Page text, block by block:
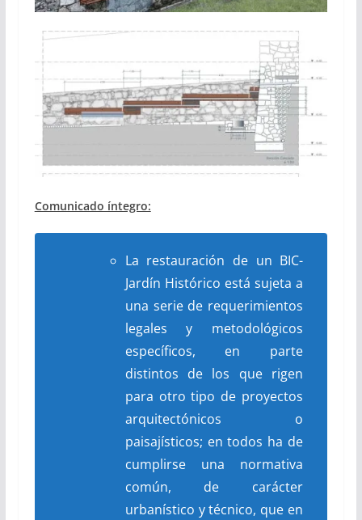
Comunicado íntegro:
La restauración de un BIC-
Jardín Histórico está sujeta a
una serie de requerimientos
legales y metodológicos
específicos, en parte
distintos de los que rigen
para otro tipo de proyectos
arquitectónicos o
paisajísticos; en todos ha de
cumplirse una normativa
común, de carácter
urbanístico y técnico, que en